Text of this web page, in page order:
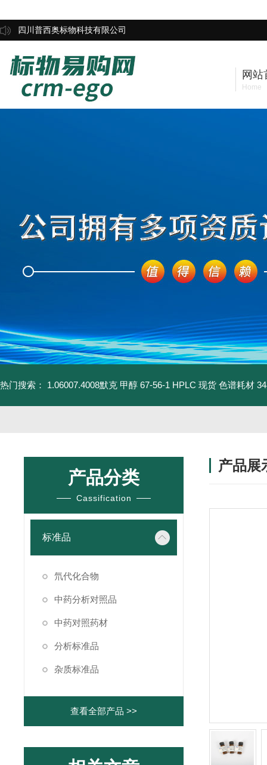
四川普西奥标物科技有限公司
网站
Home
热门搜索： 1.06007.4008默克 甲醇 67-56-1 HPLC 现货 色谱耗材
产品分类
Cassification
标准品
氘代化合物
中药分析对照品
中药对照药材
分析标准品
杂质标准品
查看全部产品 >>
产品展